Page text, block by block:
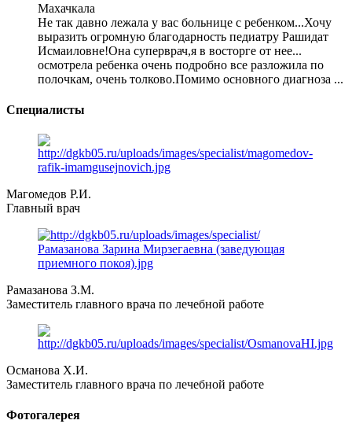
Махачкала
Не так давно лежала у вас больнице с ребенком...Хочу
выразить огромную благодарность педиатру Рашидат
Исмаиловне!Она суперврач,я в восторге от нее...
осмотрела ребенка очень подробно все разложила по
полочкам, очень толково.Помимо основного диагноза ...
Специалисты
Магомедов Р.И.
Главный врач
Рамазанова З.М.
Заместитель главного врача по лечебной работе
Османова Х.И.
Заместитель главного врача по лечебной работе
Фотогалерея